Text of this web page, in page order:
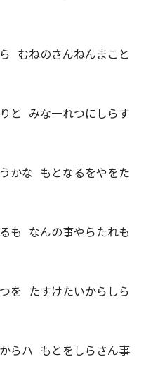
むねのさんねんまこと
と みな一れつにしらす
かな もとなるをやをた
も なんの事やらたれも
を たすけたいからしら
らハ もとをしらさん事